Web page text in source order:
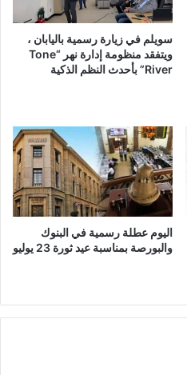
سويلم في زيارة رسمية باليابان ،
ويتفقد منظومة إدارة نهر “Tone
River” بأحدث النظم الذكية
اليوم عطلة رسمية في البنوك
والبورصة بمناسبة عيد ثورة 23 يوليو